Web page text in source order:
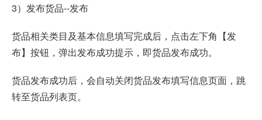
3）发布货品--发布
货品相关类目及基本信息填写完成后，点击左下角【发
布】按钮，弹出发布成功提示，即货品发布成功。
货品发布成功后，会自动关闭货品发布填写信息页面，跳
转至货品列表页。